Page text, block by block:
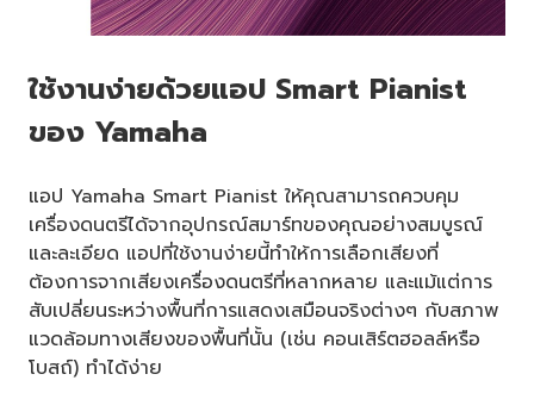
ใช้งานง่ายด้วยแอป Smart Pianist
ของ Yamaha
แอป Yamaha Smart Pianist ให้คุณสามารถควบคุม
เครื่องดนตรีได้จากอุปกรณ์สมาร์ทของคุณอย่างสมบูรณ์
และละเอียด แอปที่ใช้งานง่ายนี้ทำให้การเลือกเสียงที่
ต้องการจากเสียงเครื่องดนตรีที่หลากหลาย และแม้แต่การ
สับเปลี่ยนระหว่างพื้นที่การแสดงเสมือนจริงต่างๆ กับสภาพ
แวดล้อมทางเสียงของพื้นที่นั้น (เช่น คอนเสิร์ตฮอลล์หรือ
โบสถ์) ทำได้ง่าย